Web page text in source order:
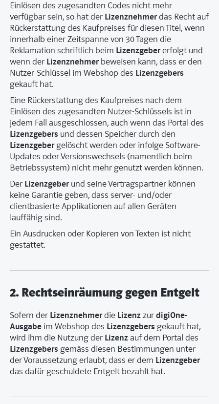
Einlösen des zugesandten Codes nicht mehr
verfügbar sein, so hat der Lizenznehmerdas Recht auf
Rückerstattung des Kaufpreises für diesen Titel, wenn
innerhalb einer Zeitspanne von 30 Tagen die
Reklamation schriftlich beim Lizenzgebererfolgt und
wenn der Lizenznehmerbeweisen kann, dass er den
Nutzer-Schlüssel im Webshop des Lizenzgebers
gekauft hat.
Eine Rückerstattung des Kaufpreises nach dem
Einlösen des zugesandten Nutzer-Schlüssels ist in
jedem Fall ausgeschlossen, auch wenn das Portal des
Lizenzgebers und dessen Speicher durch den
Lizenzgebergelöscht werden oder infolge Software-
Updates oder Versionswechsels (namentlich beim
Betriebssystem) nicht mehr genutzt werden können.
Der Lizenzgeberund seine Vertragspartner können
keine Garantie geben, dass server- und/oder
clientbasierte Applikationen auf allen Geräten
lauffähig sind.
Ein Ausdrucken oder Kopieren von Texten ist nicht
gestattet.
2. Rechtseinräumung gegen Entgelt
Sofern der Lizenznehmerdie LizenzzurdigiOne-
Ausgabe im Webshop des Lizenzgebers gekauft hat,
wird ihm die Nutzung der Lizenzauf dem Portal des
Lizenzgebers gemäss diesen Bestimmungen unter
der Voraussetzung erlaubt, dass er dem Lizenzgeber
das dafür geschuldete Entgelt bezahlt hat.